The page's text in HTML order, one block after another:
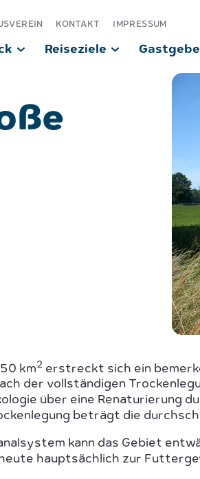
Reiseziele
KONTAKT IMPRESSUM
km2 erstreckt sich ein
der vollständigen
über eine Renaturierung
beträgt die
kann das Gebiet
hauptsächlich zur